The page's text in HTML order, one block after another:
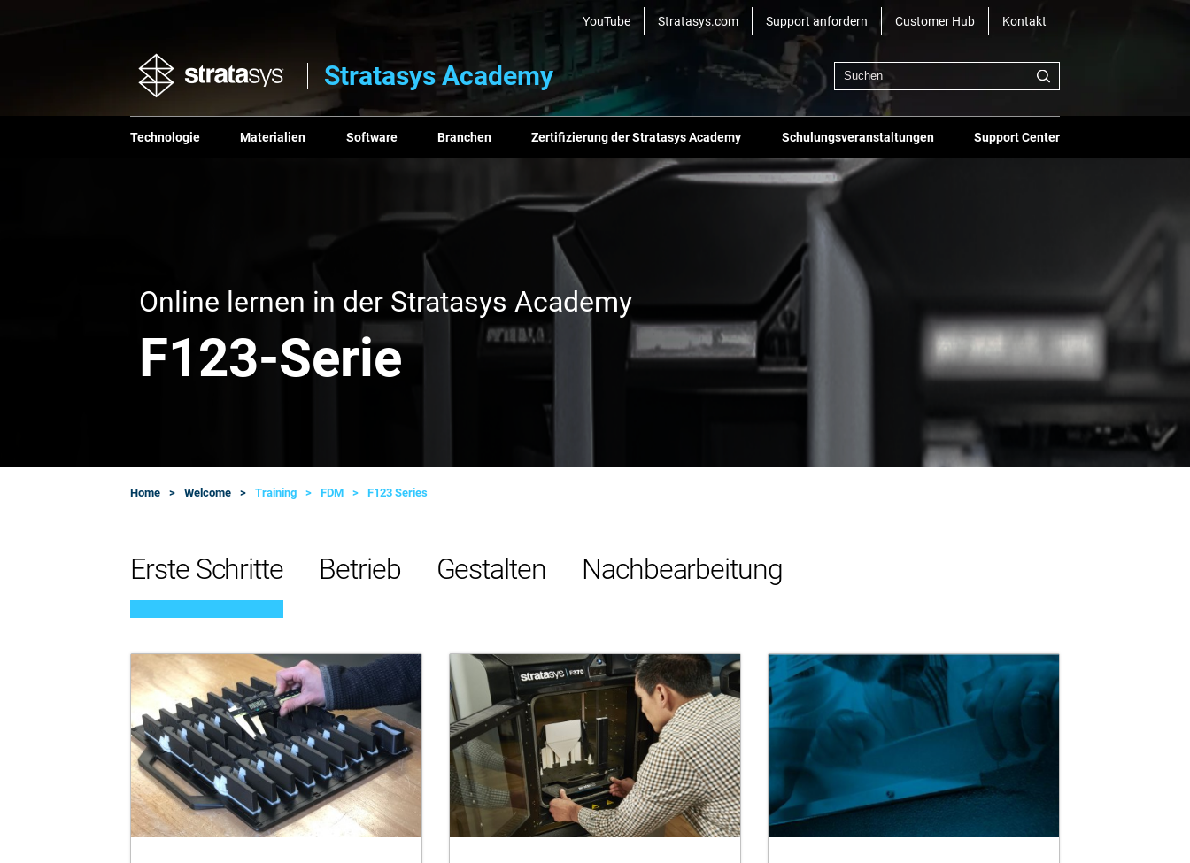
YouTube Stratasys.com Support anfordern Customer Hub Kontakt
Stratasys Academy
Technologie Materialien Software Branchen Zertifizierung der Stratasys Academy Schulungsveranstaltungen Support Center
Online lernen in der Stratasys Academy
F123-Serie
Home Welcome Training FDM F123 Series
Erste Schritte Betrieb Gestalten Nachbearbeitung